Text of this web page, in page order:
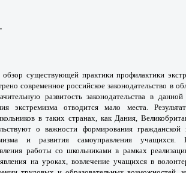
обзор существующей практики профилактики
современное российское законодательство в
развитостьзаконодательства в
экстремизма отводится мало места.
в таких странах, как Дания,
о важности формирования
и развития самоуправления учащихся.
работы со школьниками в рамках
на уроках, вовлечение учащихся в